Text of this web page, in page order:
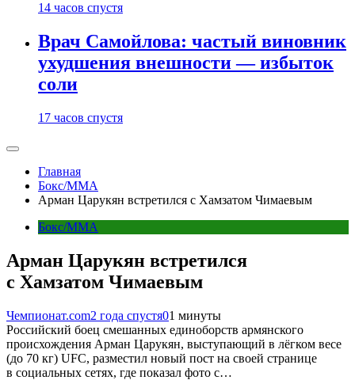
14 часов спустя
Врач Самойлова: частый виновник
ухудшения внешности — избыток
соли
17 часов спустя
Главная
Бокс/MMA
Арман Царукян встретился с Хамзатом Чимаевым
Бокс/MMA
Арман Царукян встретился
с Хамзатом Чимаевым
Чемпионат.com2 года спустя01 минуты
Российский боец смешанных единоборств армянского
происхождения Арман Царукян, выступающий в лёгком весе
(до 70 кг) UFC, разместил новый пост на своей странице
в социальных сетях, где показал фото с…